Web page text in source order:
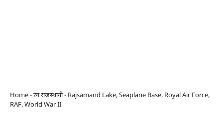
Home-रंग राजस्थानी- Rajsamand Lake, Seaplane Base, Royal Air Force,
RAF, World War II